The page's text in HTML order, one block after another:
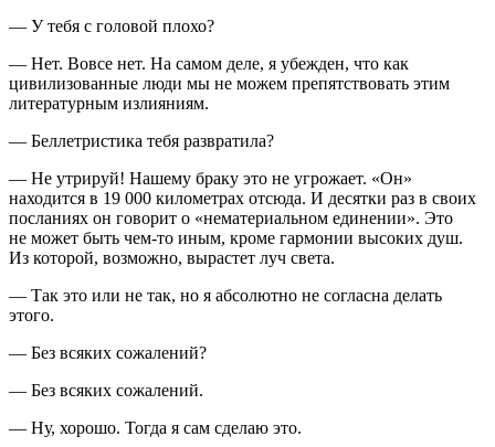
— У тебя с головой плохо?
— Нет. Вовсе нет. На самом деле, я убежден, что как
цивилизованные люди мы не можем препятствовать этим
литературным излияниям.
— Беллетристика тебя развратила?
— Не утрируй! Нашему браку это не угрожает. «Он»
находится в 19 000 километрах отсюда. И десятки раз в своих
посланиях он говорит о «нематериальном единении». Это
не может быть чем-то иным, кроме гармонии высоких душ.
Из которой, возможно, вырастет луч света.
— Так это или не так, но я абсолютно не согласна делать
этого.
— Без всяких сожалений?
— Без всяких сожалений.
— Ну, хорошо. Тогда я сам сделаю это.